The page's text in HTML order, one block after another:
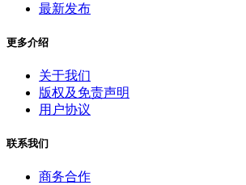
最新发布
更多介绍
关于我们
版权及免责声明
用户协议
联系我们
商务合作